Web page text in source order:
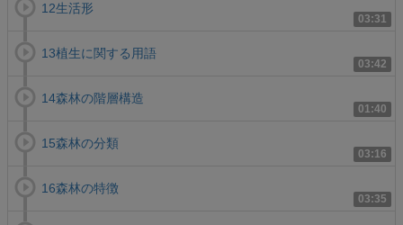
03:31
12生活形
03:42
13植生に関する用語
01:40
14森林の階層構造
03:16
15森林の分類
03:35
16森林の特徴